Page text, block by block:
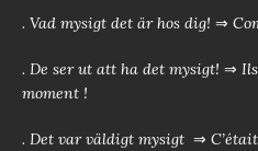
. Vad mysigt det är hos dig! ⇒
. De ser ut att ha det mysigt! ⇒
moment !
. Det var väldigt mysigt ⇒